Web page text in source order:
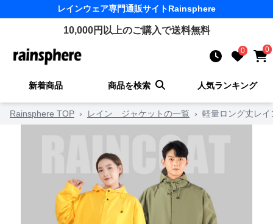
レインウェア専門通販サイトRainsphere
10,000円以上のご購入で送料無料
0 0
新着商品 商品を検索 人気ランキング
Rainsphere TOP › レイン ジャケットの一覧 › 軽量ロング丈レイ